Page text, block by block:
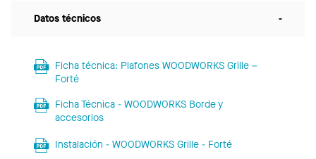
Datos técnicos -
Ficha técnica: Plafones WOODWORKS Grille –
Forté
Ficha Técnica - WOODWORKS Borde y
accesorios
Instalación - WOODWORKS Grille - Forté